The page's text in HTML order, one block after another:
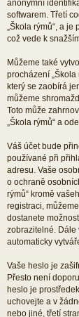
anonymní
softwarem. Třetí
„Škola rýmů“, a
což vede k
Můžeme také
procházení „Škola
který se zaobírá
můžeme
Toto může
„Škola rýmů“ a
Váš účet bude
používané při
adresu. Vaše
o ochraně
rýmů“ kromě
registraci,
dostanete
zobrazitelné. Dále
automaticky
Vaše heslo je
Přesto není
heslo je
uchovejte a v
nebo jiné, třetí